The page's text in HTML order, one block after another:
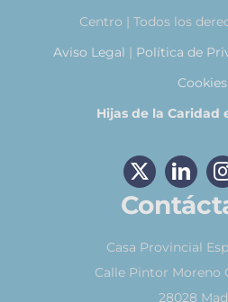
Centro | Todos los
Aviso Legal | Política de
Cookies
Hijas de la Caridad
Casa Provincial
Calle Pintor Moreno
28028